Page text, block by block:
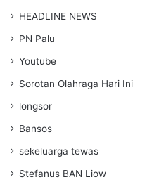
HEADLINE NEWS
PN Palu
Youtube
Sorotan Olahraga Hari Ini
longsor
Bansos
sekeluarga tewas
Stefanus BAN Liow